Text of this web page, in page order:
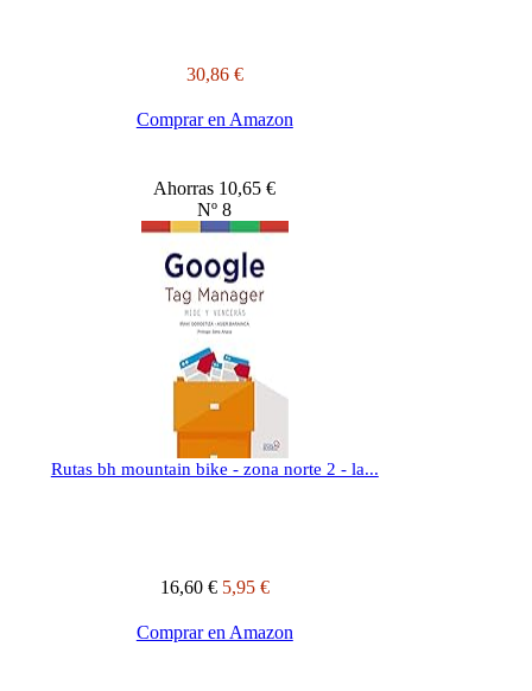
30,86 €
Comprar en Amazon
Ahorras 10,65 €
Nº 8
Rutas bh mountain bike - zona norte 2 - la...
16,60 € 5,95 €
Comprar en Amazon